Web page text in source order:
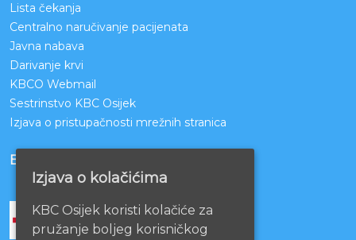
Lista čekanja
Centralno naručivanje pacijenata
Javna nabava
Darivanje krvi
KBCO Webmail
Sestrinstvo KBC Osijek
Izjava o pristupačnosti mrežnih stranica
BOLNICE PARTNERI
Izjava o kolačićima
KBC Osijek koristi kolačiće za
pružanje boljeg korisničkog